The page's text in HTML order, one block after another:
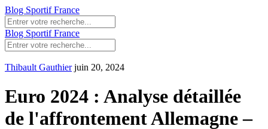
Blog Sportif France
Blog Sportif France
Thibault Gauthier juin 20, 2024
Euro 2024 : Analyse détaillée
de l'affrontement Allemagne –